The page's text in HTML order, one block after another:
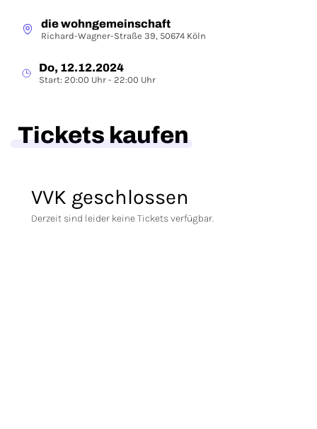
die wohngemeinschaft
Richard-Wagner-Straße 39, 50674 Köln
Do, 12.12.2024
Start: 20:00 Uhr - 22:00 Uhr
Tickets kaufen
VVK geschlossen
Derzeit sind leider keine Tickets verfügbar.